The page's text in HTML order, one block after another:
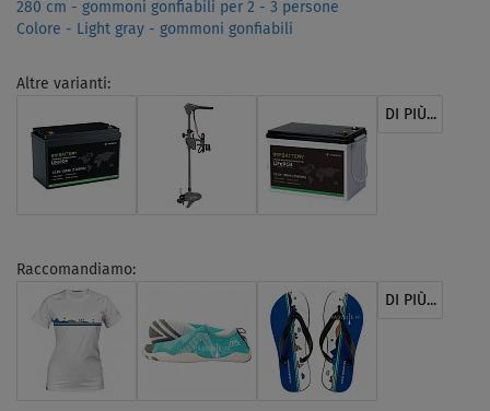
280 cm - gommoni gonfiabili per 2 - 3 persone
Colore - Light gray - gommoni gonfiabili
Altre varianti:
DI PIÙ...
Raccomandiamo:
DI PIÙ...